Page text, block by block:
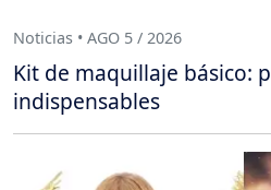
Noticias • AGO 5 / 2026
Kit de maquillaje básico:
indispensables